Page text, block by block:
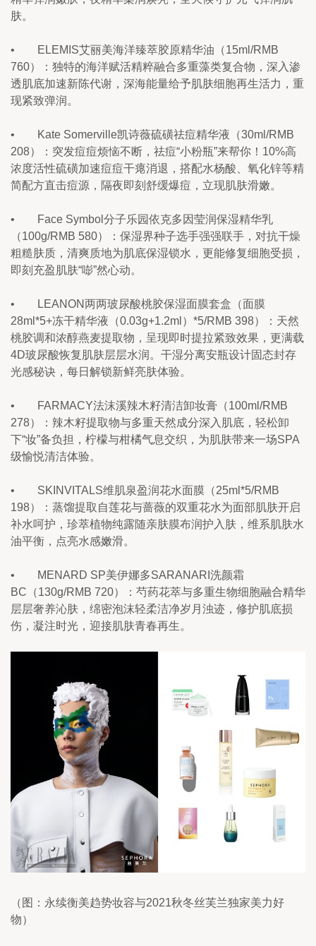
肤。
•        ELEMIS艾丽美海洋臻萃胶原精华油（15ml/RMB
760）：独特的海洋赋活精粹融合多重藻类复合物，深入渗
透肌底加速新陈代谢，深海能量给予肌肤细胞再生活力，重
现紧致弹润。
•        Kate Somerville凯诗薇硫磺祛痘精华液（30ml/RMB
208）：突发痘痘烦恼不断，祛痘“小粉瓶”来帮你！10%高
浓度活性硫磺加速痘痘干瘪消退，搭配水杨酸、氧化锌等精
简配方直击痘源，隔夜即刻舒缓爆痘，立现肌肤滑嫩。
•        Face Symbol分子乐园依克多因莹润保湿精华乳
（100g/RMB 580）：保湿界种子选手强强联手，对抗干燥
粗糙肤质，清爽质地为肌底保湿锁水，更能修复细胞受损，
即刻充盈肌肤“嘭”然心动。
•        LEANON两两玻尿酸桃胶保湿面膜套盒（面膜
28ml*5+冻干精华液（0.03g+1.2ml）*5/RMB 398）：天然
桃胶调和浓醇燕麦提取物，呈现即时提拉紧致效果，更满载
4D玻尿酸恢复肌肤层层水润。干湿分离安瓶设计固态封存
光感秘诀，每日解锁新鲜亮肤体验。
•        FARMACY法沫溪辣木籽清洁卸妆膏（100ml/RMB
278）：辣木籽提取物与多重天然成分深入肌底，轻松卸
下“妆”备负担，柠檬与柑橘气息交织，为肌肤带来一场SPA
级愉悦清洁体验。
•        SKINVITALS维肌泉盈润花水面膜（25ml*5/RMB
198）：蒸馏提取自莲花与蔷薇的双重花水为面部肌肤开启
补水呵护，珍萃植物纯露随亲肤膜布润护入肤，维系肌肤水
油平衡，点亮水感嫩滑。
•        MENARD SP美伊娜多SARANARI洗颜霜
BC（130g/RMB 720）：芍药花萃与多重生物细胞融合精华
层层奢养沁肤，绵密泡沫轻柔洁净岁月浊迹，修护肌底损
伤，凝注时光，迎接肌肤青春再生。
（图：永续衡美趋势妆容与2021秋冬丝芙兰独家美力好
物）